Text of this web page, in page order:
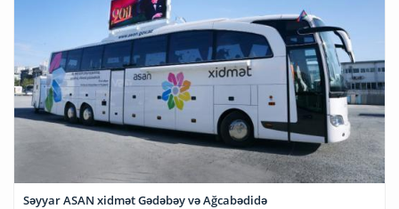
Səyyar ASAN xidmət Gədəbəy və Ağcabədidə